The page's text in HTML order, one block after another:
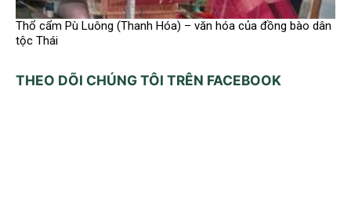
Thổ cẩm Pù Luông (Thanh Hóa) – văn hóa của đồng bào dân
tộc Thái
THEO DÕI CHÚNG TÔI TRÊN FACEBOOK